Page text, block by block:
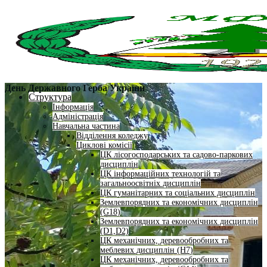
Структура
Інформація
Адміністрація
Навчальна частина
Відділення коледжу
Циклові комісії
ЦК лісогосподарських та садово-паркових
дисциплін
ЦК інформаційних технологій та
загальноосвітніх дисциплін
ЦК гуманітарних та соціальних дисциплін
Землевпорядних та економічних дисциплін
(G18)
Землевпорядних та економічних дисциплін
(D1,D2)
ЦК механічних, деревообробних та
меблевих дисциплін (H7)
ЦК механічних, деревообробних та
День Державного Герба України